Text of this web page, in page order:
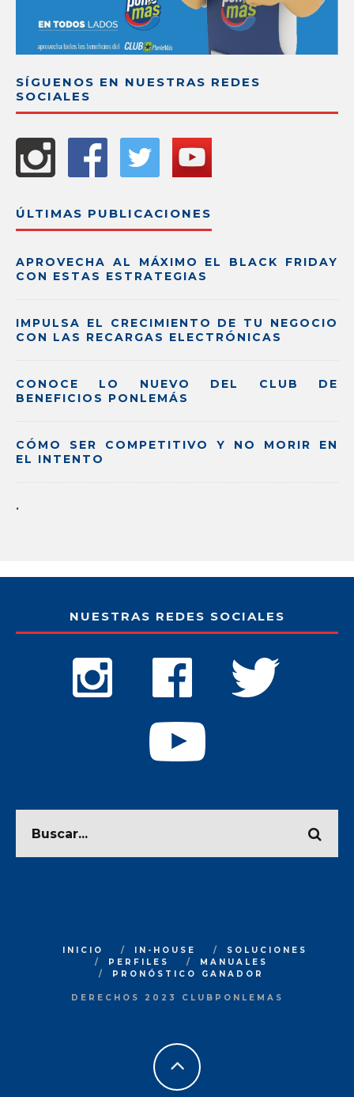
SÍGUENOS EN NUESTRAS REDES
SOCIALES
ÚLTIMAS PUBLICACIONES
APROVECHA AL MÁXIMO EL BLACK FRIDAY
CON ESTAS ESTRATEGIAS
IMPULSA EL CRECIMIENTO DE TU NEGOCIO
CON LAS RECARGAS ELECTRÓNICAS
CONOCE LO NUEVO DEL CLUB DE
BENEFICIOS PONLEMÁS
CÓMO SER COMPETITIVO Y NO MORIR EN
EL INTENTO
.
NUESTRAS REDES SOCIALES
INICIO IN-HOUSE
SOLUCIONES
PERFILES
MANUALES
PRONÓSTICO GANADOR
DERECHOS 2023 CLUBPONLEMAS